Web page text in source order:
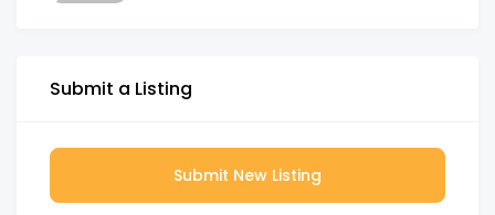
Submit a Listing
Submit New Listing